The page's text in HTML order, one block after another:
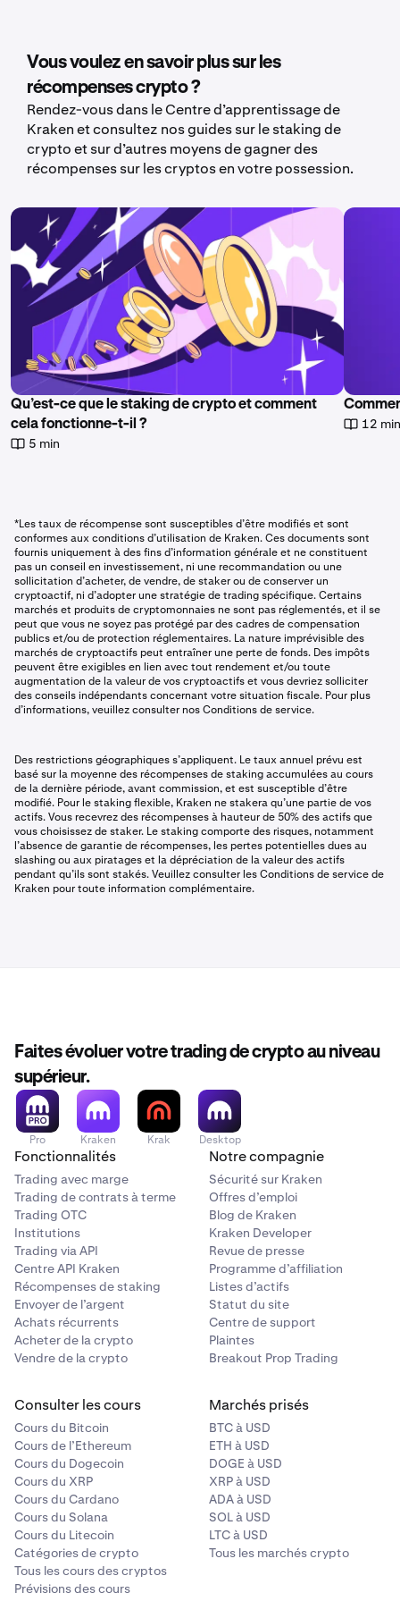
Vous voulez en savoir plus sur les
récompenses crypto ?
Rendez-vous dans le Centre d’apprentissage de
Kraken et consultez nos guides sur le staking de
crypto et sur d’autres moyens de gagner des
récompenses sur les cryptos en votre possession.
Qu’est-ce que le staking de crypto et comment
cela fonctionne-t-il ?
5 min
12
*Les taux de récompense sont susceptibles d’être modifiés et sont
conformes aux conditions d’utilisation de Kraken. Ces documents sont
fournis uniquement à des fins d’information générale et ne constituent
pas un conseil en investissement, ni une recommandation ou une
sollicitation d’acheter, de vendre, de staker ou de conserver un
cryptoactif, ni d’adopter une stratégie de trading spécifique. Certains
marchés et produits de cryptomonnaies ne sont pas réglementés, et il se
peut que vous ne soyez pas protégé par des cadres de compensation
publics et/ou de protection réglementaires. La nature imprévisible des
marchés de cryptoactifs peut entraîner une perte de fonds. Des impôts
peuvent être exigibles en lien avec tout rendement et/ou toute
augmentation de la valeur de vos cryptoactifs et vous devriez solliciter
des conseils indépendants concernant votre situation fiscale. Pour plus
d’informations, veuillez consulter nos Conditions de service.
Des restrictions géographiques s’appliquent. Le taux annuel prévu est
basé sur la moyenne des récompenses de staking accumulées au cours
de la dernière période, avant commission, et est susceptible d’être
modifié. Pour le staking flexible, Kraken ne stakera qu’une partie de vos
actifs. Vous recevrez des récompenses à hauteur de 50% des actifs que
vous choisissez de staker. Le staking comporte des risques, notamment
l’absence de garantie de récompenses, les pertes potentielles dues au
slashing ou aux piratages et la dépréciation de la valeur des actifs
pendant qu’ils sont stakés. Veuillez consulter les Conditions de service de
Kraken pour toute information complémentaire.
Faites évoluer votre trading de crypto au niveau
supérieur.
Pro Kraken Krak Desktop
Fonctionnalités
Trading avec marge
Trading de contrats à terme
Trading OTC
Institutions
Trading via API
Centre API Kraken
Récompenses de staking
Envoyer de l’argent
Achats récurrents
Acheter de la crypto
Vendre de la crypto
Notre compagnie
Sécurité sur Kraken
Offres d’emploi
Blog de Kraken
Kraken Developer
Revue de presse
Programme d’affiliation
Listes d’actifs
Statut du site
Centre de support
Plaintes
Breakout Prop Trading
Consulter les cours
Cours du Bitcoin
Cours de l’Ethereum
Cours du Dogecoin
Cours du XRP
Cours du Cardano
Cours du Solana
Cours du Litecoin
Catégories de crypto
Tous les cours des cryptos
Prévisions des cours
Marchés prisés
BTC à USD
ETH à USD
DOGE à USD
XRP à USD
ADA à USD
SOL à USD
LTC à USD
Tous les marchés crypto